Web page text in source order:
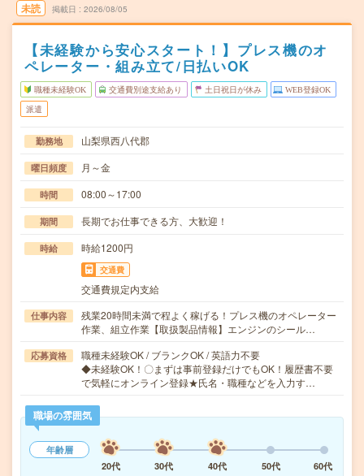
未読 掲載日 2026/08/05
【未経験から安心スタート！】プレス機のオ
ペレーター・組み立て/日払いOK
職種未経験OK 交通費別途支給あり 土日祝日が休み WEB登録OK
派遣
勤務地 山梨県西八代郡
曜日頻度 月～金
時間 08:00～17:00
期間 長期でお仕事できる方、大歓迎！
時給 時給1200円
交通費
交通費規定内支給
仕事内容
残業20時間未満で程よく稼げる！プレス機のオペレーター
作業、組立作業【取扱製品情報】エンジンのシール…
応募資格
職種未経験OK / ブランクOK / 英語力不要
◆未経験OK！〇まずは事前登録だけでもOK！履歴書不要
で気軽にオンライン登録★氏名・職種などを入力す…
職場の雰囲気
年齢層
20代
30代 40代 50代 60代